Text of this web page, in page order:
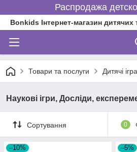
Распродажа
Bonkids Інтернет-магазин дитячих
Товари та послуги Дитячі
Наукові ігри, Досліди,
Сортування 0
–10% –5%